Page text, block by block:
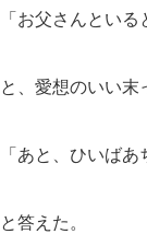
「お父さんといる
と、愛想のいい末
「あと、ひいば
と答えた。